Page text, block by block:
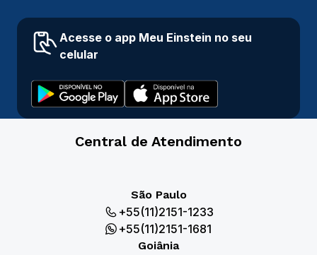
Acesse o app Meu Einstein no seu
celular
Central de Atendimento
São Paulo
+55(11)2151-1233
+55(11)2151-1681
Goiânia